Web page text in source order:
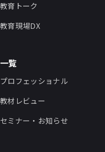
教育トーク
教育現場DX
一覧
プロフェッショナル
教材レビュー
セミナー・お知らせ